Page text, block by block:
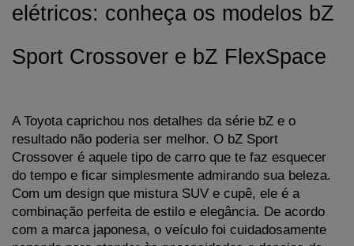
elétricos: conheça os modelos bZ
Sport Crossover e bZ FlexSpace
A Toyota caprichou nos detalhes da série bZ e o
resultado não poderia ser melhor. O bZ Sport
Crossover é aquele tipo de carro que te faz esquecer
do tempo e ficar simplesmente admirando sua beleza.
Com um design que mistura SUV e cupê, ele é a
combinação perfeita de estilo e elegância. De acordo
com a marca japonesa, o veículo foi cuidadosamente